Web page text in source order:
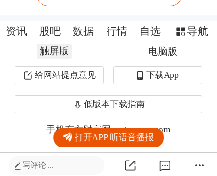
写评论 ...
打开APP 听语音播报
资讯 股吧 数据 行情 自选 导航
触屏版 电脑版
给网站提点意见 下载App
低版本下载指南
手机东方财富网 eastmoney.com
网站备案号:沪ICP备05006054号-11